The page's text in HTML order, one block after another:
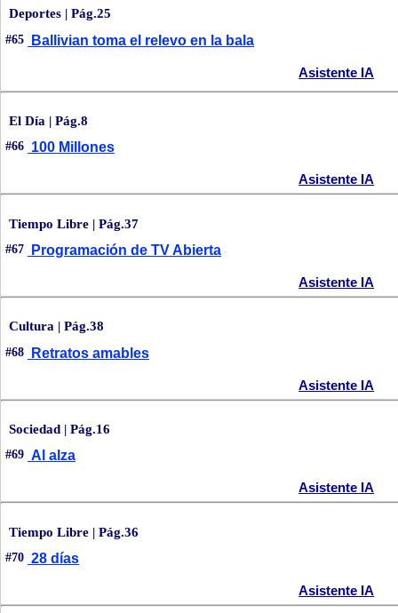
Deportes | Pág.25
#65 Ballivian toma el relevo en la bala
Asistente IA
El Día | Pág.8
#66 100 Millones
Asistente IA
Tiempo Libre | Pág.37
#67 Programación de TV Abierta
Asistente IA
Cultura | Pág.38
#68 Retratos amables
Asistente IA
Sociedad | Pág.16
#69 Al alza
Asistente IA
Tiempo Libre | Pág.36
#70 28 días
Asistente IA